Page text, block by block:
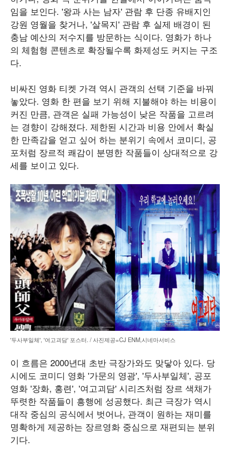
임을 보인다. '왕과 사는 남자' 관람 후 단종 유배지인
강원 영월을 찾거나, '살목지' 관람 후 실제 배경이 된
충남 예산의 저수지를 방문하는 식이다. 영화가 하나
의 체험형 콘텐츠로 확장될수록 화제성도 커지는 구조
다.
비싸진 영화 티켓 가격 역시 관객의 선택 기준을 바꿔
놓았다. 영화 한 편을 보기 위해 지불해야 하는 비용이
커진 만큼, 관객은 실패 가능성이 낮은 작품을 고르려
는 경향이 강해졌다. 제한된 시간과 비용 안에서 확실
한 만족감을 얻고 싶어 하는 분위기 속에서 코미디, 공
포처럼 장르적 쾌감이 분명한 작품들이 상대적으로 강
세를 보이고 있다.
'두사부일체', '여고괴담' 포스터. / 사진제공=CJ ENM,시네마서비스
이 흐름은 2000년대 초반 극장가와도 맞닿아 있다. 당
시에도 코미디 영화 '가문의 영광', '두사부일체', 공포
영화 '장화, 홍련', '여고괴담' 시리즈처럼 장르 색채가
뚜렷한 작품들이 흥행에 성공했다. 최근 극장가 역시
대작 중심의 공식에서 벗어나, 관객이 원하는 재미를
명확하게 제공하는 장르영화 중심으로 재편되는 분위
기다.